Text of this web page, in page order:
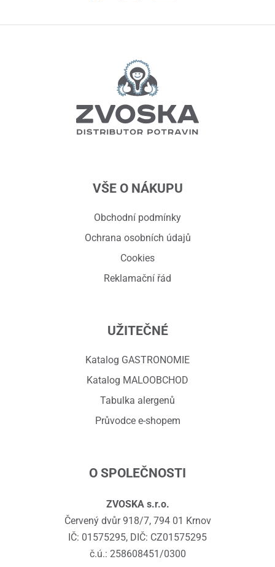
VŠE O NÁKUPU
Obchodní podmínky
Ochrana osobních údajů
Cookies
Reklamační řád
UŽITEČNÉ
Katalog GASTRONOMIE
Katalog MALOOBCHOD
Tabulka alergenů
Průvodce e-shopem
O SPOLEČNOSTI
ZVOSKA s.r.o.
Červený dvůr 918/7, 794 01 Krnov
IČ: 01575295, DIČ: CZ01575295
č.ú.: 258608451/0300